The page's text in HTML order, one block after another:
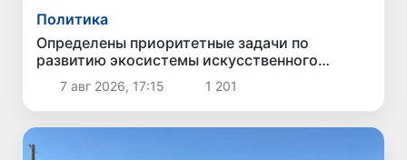
Политика
Определены приоритетные задачи по
развитию экосистемы искусственного
интеллекта
7 авг 2026, 17:15 1 201